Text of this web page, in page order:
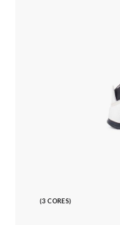
(3 CORES)